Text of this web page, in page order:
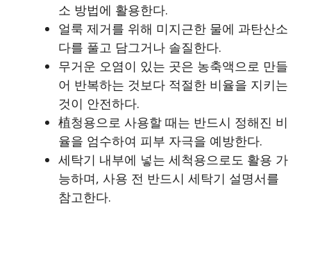
소 방법에 활용한다.
얼룩 제거를 위해 미지근한 물에 과탄산소
다를 풀고 담그거나 솔질한다.
무거운 오염이 있는 곳은 농축액으로 만들
어 반복하는 것보다 적절한 비율을 지키는
것이 안전하다.
植청용으로 사용할 때는 반드시 정해진 비
율을 엄수하여 피부 자극을 예방한다.
세탁기 내부에 넣는 세척용으로도 활용 가
능하며, 사용 전 반드시 세탁기 설명서를
참고한다.